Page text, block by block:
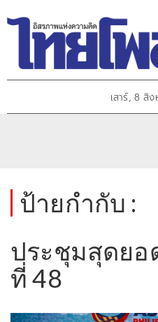
เสาร์, 8 สิ
ป้ายกำกับ :
ประชุมสุดยอ
ที่ 48